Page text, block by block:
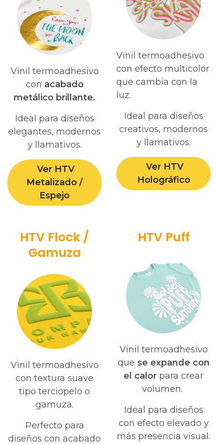
Vinil termoadhesivo
con acabado
metálico brillante.
Ideal para diseños
elegantes, modernos
y llamativos.
Ver HTV
Metalizado /
Espejo
Vinil termoadhesivo
con efecto multicolor
que cambia con la
luz.
Ideal para diseños
creativos, modernos
y llamativos.
Ver HTV
Holográfico
HTV Flock /
Gamuza
Vinil termoadhesivo
con textura suave
tipo terciopelo o
gamuza.
Perfecto para
diseños con acabado
HTV Puff
Vinil termoadhesivo
que se expande con
el calor para crear
volumen.
Ideal para diseños
con efecto elevado y
más presencia visual.